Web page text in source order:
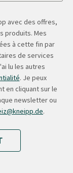
avec des offres,
produits. Mes
à cette fin par
de services
lu les autres
. Je peux
en cliquant sur le
newsletter ou
.